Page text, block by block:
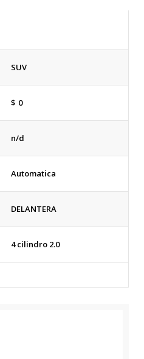
SUV
$ 0
n/d
Automatica
DELANTERA
4 cilindro 2.0